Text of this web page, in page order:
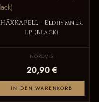
HÄXKAPELL - Eldhymner,
LP (Black)
NORDVIS
20,90 €
IN DEN WARENKORB